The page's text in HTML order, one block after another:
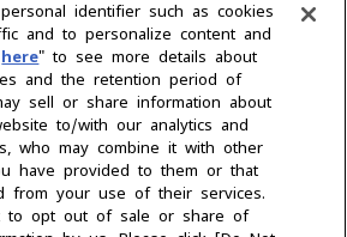
අපේ මෙහෙවර
ව්‍යාපාරික ප්‍රදේශ
CSR / පරිසරය
identifier such as cookies
and to personalize content and
here" to see more details about
and the retention period of
sell or share information about
to/with our analytics and
who may combine it with other
have provided to them or that
from your use of their services.
to opt out of sale or share of